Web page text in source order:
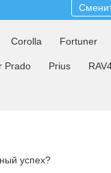
Corolla Fortuner
Prado Prius
успех?